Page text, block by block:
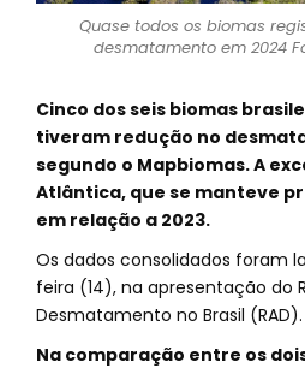
Quase todos os biomas
desmatamento em 2024
Cinco dos seis biomas
tiveram redução no
segundo o Mapbiomas. A
Atlântica, que se manteve
em relação a 2023.
Os dados consolidados foram
feira (14), na apresentação do
Desmatamento no Brasil (RAD).
Na comparação entre os